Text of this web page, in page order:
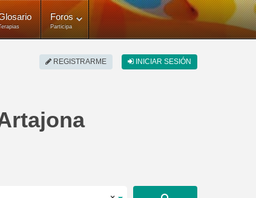
Foros
Participa
REGISTRARME INICIAR SESIÓN